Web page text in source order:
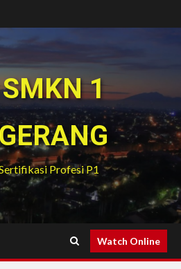
1
Profesi P1
Watch Online